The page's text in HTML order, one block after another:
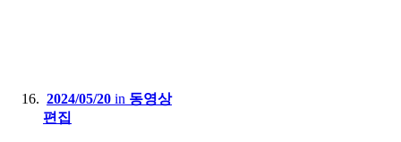
2024/05/20 in 동영상
편집